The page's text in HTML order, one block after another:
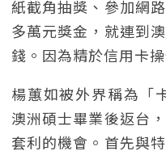
紙截角抽獎、參加網
多萬元獎金，就連到
錢。因為精於信用卡
楊蕙如被外界稱為「
澳洲碩士畢業後返台
套利的機會。首先與